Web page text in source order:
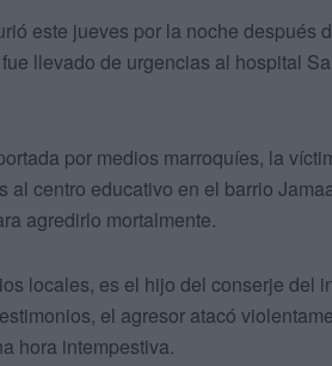
este jueves por la noche después
llevado de urgencias al hospital
por medios marroquíes, la
al centro educativo en el barrio
agredirlo mortalmente.
locales, es el hijo del conserje del
el agresor atacó
hora intempestiva.